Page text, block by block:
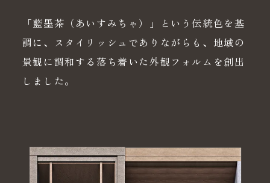
「藍墨茶（あいすみちゃ）」という伝統色を基
調に、スタイリッシュでありながらも、地域の
景観に調和する落ち着いた外観フォルムを創出
しました。